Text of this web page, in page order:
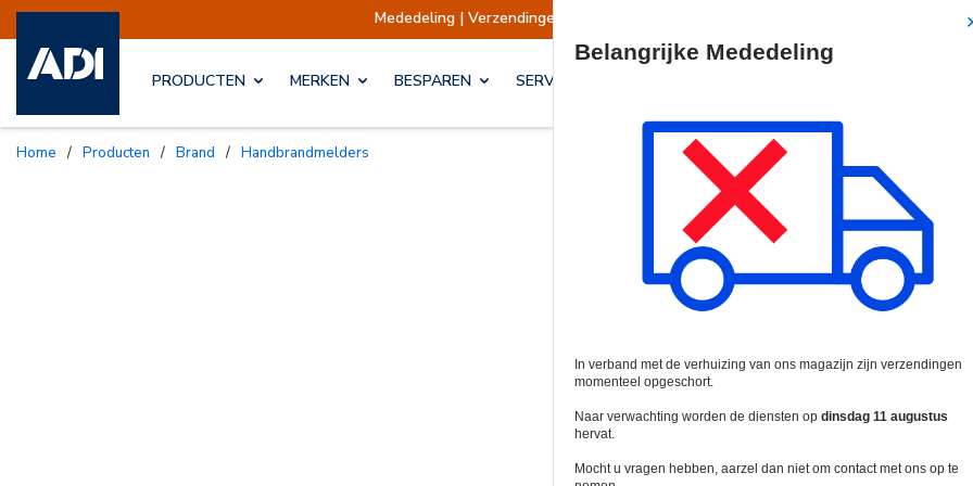
Mededeling | Verzendingen opgeschort Verzendingen worden op
PRODUCTEN MERKEN BESPAREN SERVICES & OPLOSSINGEN
Home / Producten / Brand / Handbrandmelders